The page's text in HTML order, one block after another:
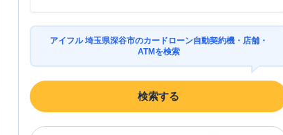
アイフル 埼玉県深谷市のカードローン自動契約機・店舗・
ATMを検索
検索する